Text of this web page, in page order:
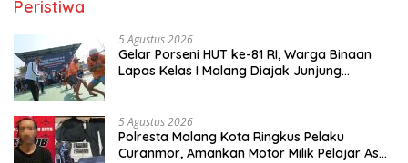
Peristiwa
5 Agustus 2026
Gelar Porseni HUT ke-81 RI, Warga Binaan
Lapas Kelas I Malang Diajak Junjung
5 Agustus 2026
Polresta Malang Kota Ringkus Pelaku
Curanmor, Amankan Motor Milik Pelajar Asal